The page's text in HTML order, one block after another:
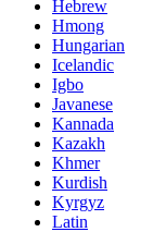
Hebrew
Hmong
Hungarian
Icelandic
Igbo
Javanese
Kannada
Kazakh
Khmer
Kurdish
Kyrgyz
Latin